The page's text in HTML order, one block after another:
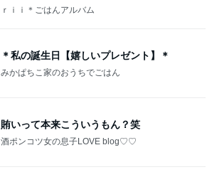
ｒｉｉ＊ごはんアルバム
＊私の誕生日【嬉しいプレゼント】＊
みかぱちこ家のおうちでごはん
賄いって本来こういうもん？笑
酒ポンコツ女の息子LOVE blog♡♡